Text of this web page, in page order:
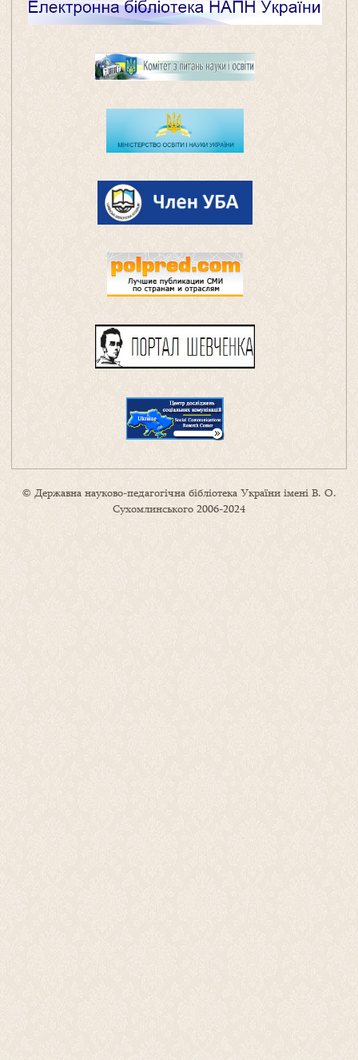
© Державна науково-педагогічна бібліотека України імені В. О.
Сухомлинського 2006-2024